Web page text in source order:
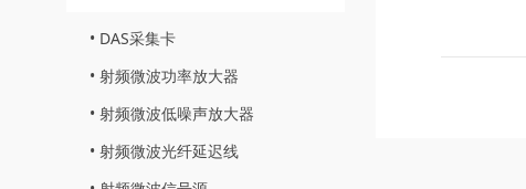
DAS采集卡
射频微波功率放大器
射频微波低噪声放大器
射频微波光纤延迟线